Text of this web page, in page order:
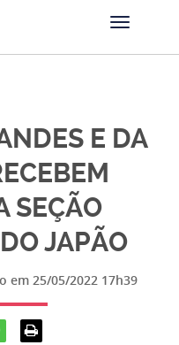
E DA
SEÇÃO
JAPÃO
em 25/05/2022 17h39